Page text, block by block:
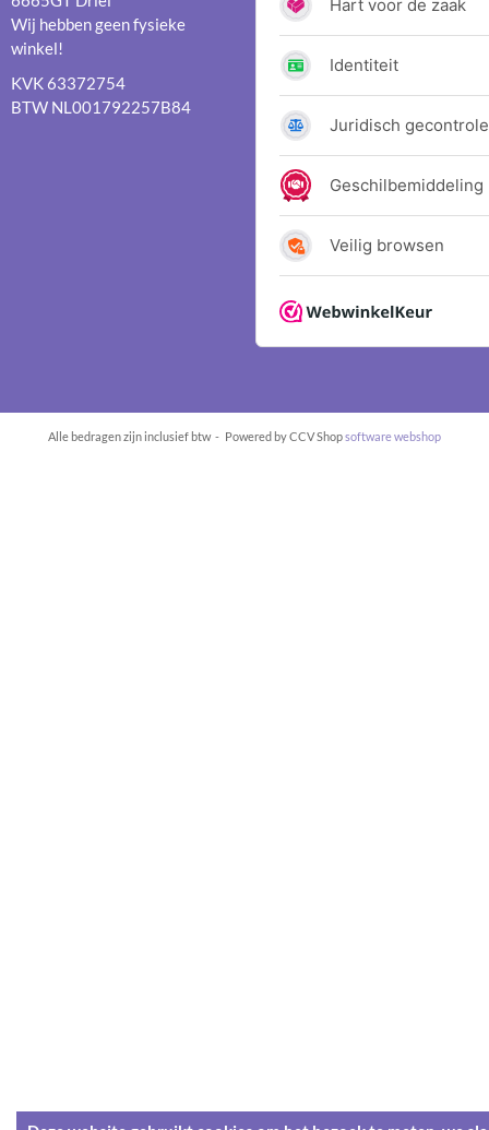
Wij hebben geen fysieke
winkel!
KVK 63372754
BTW NL001792257B84
Alle bedragen zijn inclusief btw - Powered by CCV Shopsoftware webshop